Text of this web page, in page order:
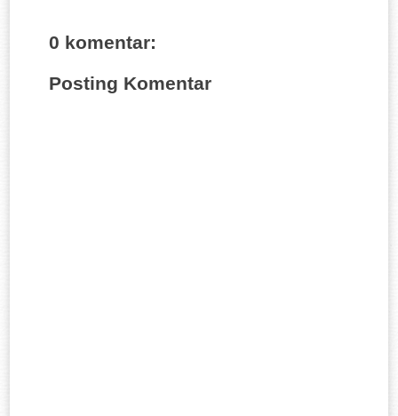
0 komentar:
Posting Komentar